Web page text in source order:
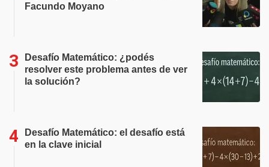
Facundo Moyano
Desafío Matemático: ¿podés
resolver este problema antes de ver
la solución?
Desafío Matemático: el desafío está
en la clave inicial